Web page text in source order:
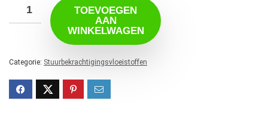
TOEVOEGEN
AAN
WINKELWAGEN
Categorie: Stuurbekrachtigingsvloeistoffen